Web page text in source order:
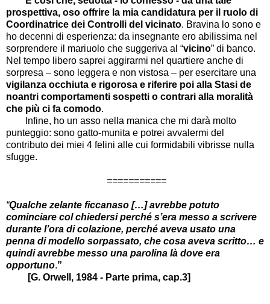
prospettiva, oso offrire la mia candidatura per il ruolo di
Coordinatrice dei Controlli del vicinato. Bravina lo sono e
ho decenni di esperienza: da insegnante ero abilissima nel
sorprendere il mariuolo che suggeriva al “vicino” di banco.
Nel tempo libero saprei aggirarmi nel quartiere anche di
sorpresa – sono leggera e non vistosa – per esercitare una
vigilanza occhiuta e rigorosa e riferire poi alla Stasi de
noantri comportamenti sospetti o contrari alla moralità
che più ci fa comodo.
Infine, ho un asso nella manica che mi darà molto
punteggio: sono gatto-munita e potrei avvalermi del
contributo dei miei 4 felini alle cui formidabili vibrisse nulla
sfugge.
===========
“Qualche zelante ficcanaso […] avrebbe potuto
cominciare col chiedersi perché s’era messo a scrivere
durante l’ora di colazione, perché aveva usato una
penna di modello sorpassato, che cosa aveva scritto… e
quindi avrebbe messo una parolina là dove era
opportuno.”
[G. Orwell, 1984 - Parte prima, cap.3]